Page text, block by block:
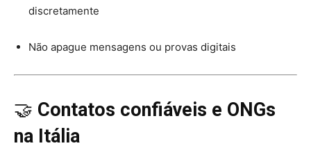
discretamente
Não apague mensagens ou provas digitais
🤝 Contatos confiáveis e ONGs
na Itália